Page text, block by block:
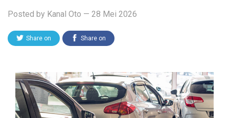
Posted by Kanal Oto — 28 Mei 2026
Share on Share on